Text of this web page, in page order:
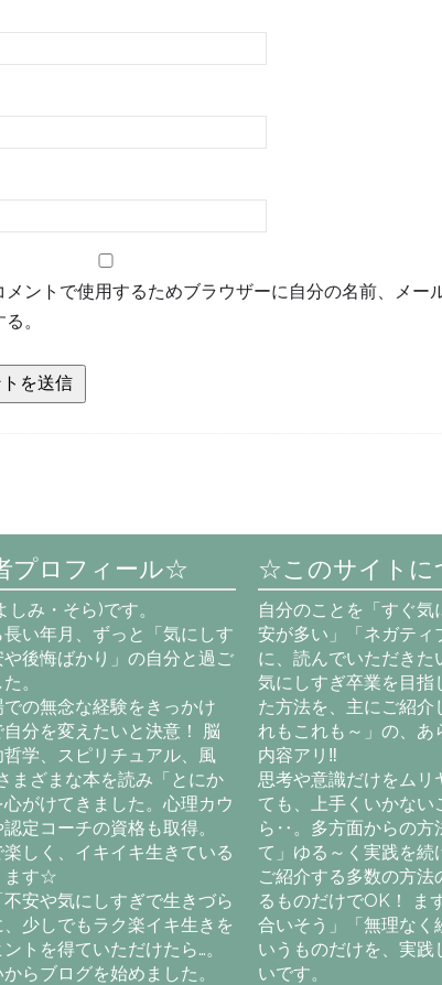
メントで使用するためブラウザーに自分の名前、メー
。
プロフィール☆
しみ・そら)です。
い年月、ずっと「気にしす
や後悔ばかり」の自分と過ご
。
での無念な経験をきっかけ
分を変えたいと決意！ 脳
学、スピリチュアル、風
まざまな本を読み「とにか
心がけてきました。心理カウ
定コーチの資格も取得。
しく、イキイキ生きている
ます☆
安や気にしすぎで生きづら
少しでもラク楽イキ生きを
トを得ていただけたら…。
らブログを始めました。
☆このサイト
自分のことを「すぐ気
安が多い」「ネガティ
に、読んでいただきた
気にしすぎ卒業を目指
た方法を、主にご紹介
れもこれも～」の、あ
内容アリ‼
思考や意識だけをムリ
ても、上手くいかない
ら‥。多方面からの方
て」ゆる～く実践を続
ご紹介する多数の方法
るものだけでOK！ ま
合いそう」「無理なく
いうものだけを、実践
いです。